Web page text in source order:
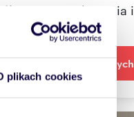
plikach cookies
swoje
oferty
Powiadom o